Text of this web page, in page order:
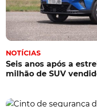
NOTÍCIAS
Seis anos após a
milhão de SUV